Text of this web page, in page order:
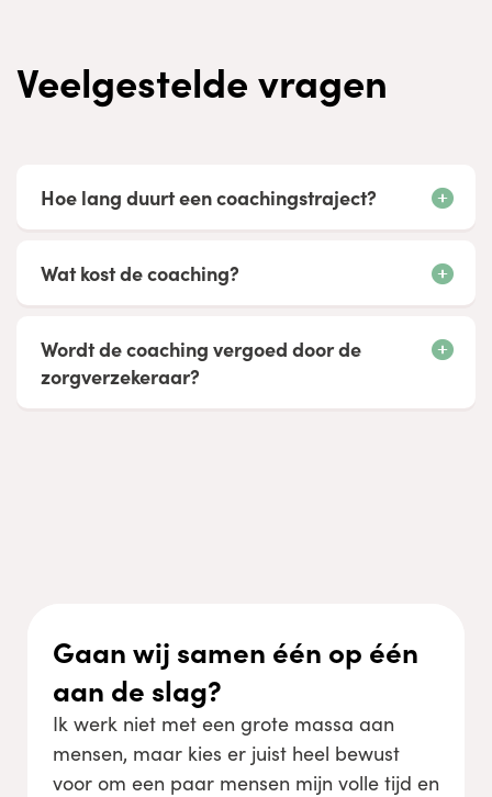
Veelgestelde vragen
Hoe lang duurt een coachingstraject?
Wat kost de coaching?
Wordt de coaching vergoed door de
zorgverzekeraar?
Gaan wij samen één op één
aan de slag?
Ik werk niet met een grote massa aan
mensen, maar kies er juist heel bewust
voor om een paar mensen mijn volle tijd en